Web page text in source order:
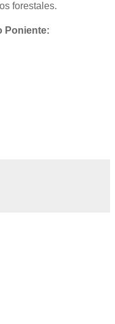
forestales.
Poniente: